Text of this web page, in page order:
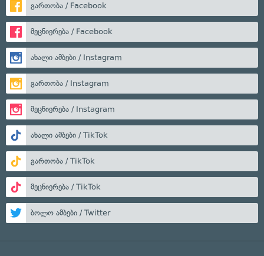
გართობა / Facebook
მეცნიერება / Facebook
ახალი ამბები / Instagram
გართობა / Instagram
მეცნიერება / Instagram
ახალი ამბები / TikTok
გართობა / TikTok
მეცნიერება / TikTok
ბოლო ამბები / Twitter